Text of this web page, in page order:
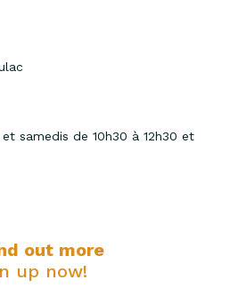
samedis de 10h30 à 12h30 et
out more
up now!